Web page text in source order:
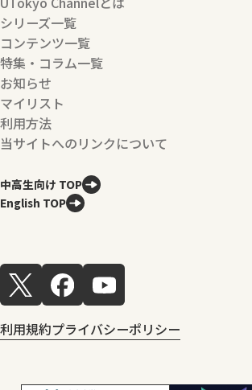
シリーズ一覧
コンテンツ一覧
特集・コラム一覧
お知らせ
マイリスト
利用方法
当サイトへのリンクについて
中高生向け TOP
English TOP
利用規約プライバシーポリシー